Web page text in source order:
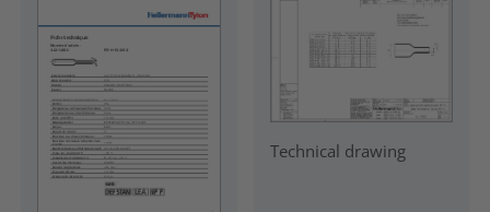
Technical drawing